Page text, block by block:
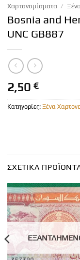
Χαρτονομίσματα /
Bosnia and
UNC GB887
2,50 €
Κατηγορίες: Ξένα
ΣΧΕΤΙΚΆ